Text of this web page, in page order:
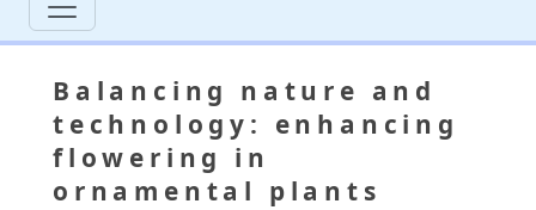
Balancing nature and
technology: enhancing
flowering in
ornamental plants